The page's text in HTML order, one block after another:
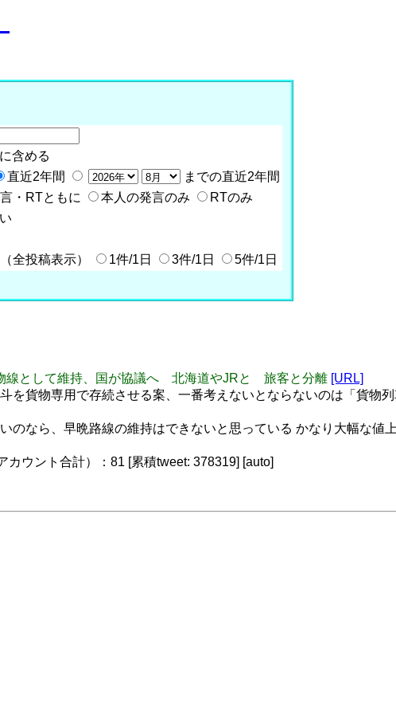
含める
直近2年間
までの直近2年間
・RTともに 本人の発言のみ
RTのみ
全投稿表示） 1件/1日 3件/1日 5件/1日
線として維持、国が協議へ 北海道やJRと 旅客と分離 [URL]
を貨物専用で存続させる案、一番考えないとならないのは「貨物
のなら、早晩路線の維持はできないと思っている かなり大幅な値
カウント合計）：81 [累積tweet: 378319] [auto]